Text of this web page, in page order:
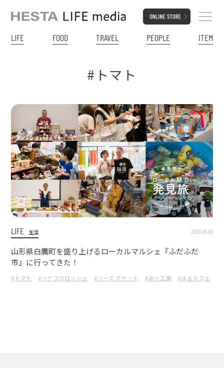
LIFE FOOD TRAVEL PEOPLE ITEM
#トマト
LIFE 生活 2025.08.06
山形県白鷹町を盛り上げるローカルマルシェ『ふだふだ
市』に行ってきた！
#トマト #ヘナコクロッシェ #シーズ ポケット #あべ工房 #はるカフェ